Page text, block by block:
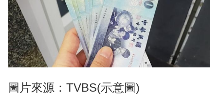
圖片來源：TVBS(示意圖)